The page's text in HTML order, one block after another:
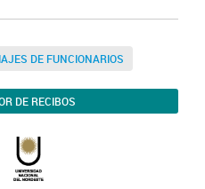
DE FUNCIONARIOS
DE RECIBOS